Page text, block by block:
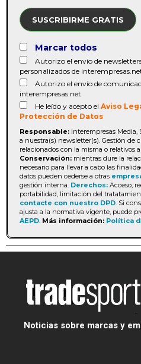
SUSCRIBIRME GRATIS
Marcar todos
Autorizo el envío de
personalizados de
Autorizo el envío de
interempresas.net
He leído y acepto el Aviso
Protección de Datos
Responsable: Interempresas Media,
a nuestra(s) newsletter(s). Gestión de
relacionados con la misma o relativos
Conservación: mientras dure la
necesario para llevar a cabo las
datos pueden cederse a otras
gestión interna. Derechos: Acceso,
portabilidad, limitación del
contacte con nuestro DPD. Si
ajusta a la normativa vigente, puede
AEPD. Más información: Política
Noticias sobre marcas y